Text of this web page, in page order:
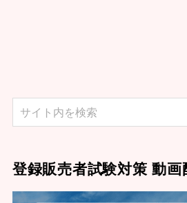
登録販売者試験対策 動画